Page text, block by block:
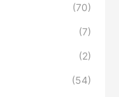
(70)
(7)
(2)
(54)